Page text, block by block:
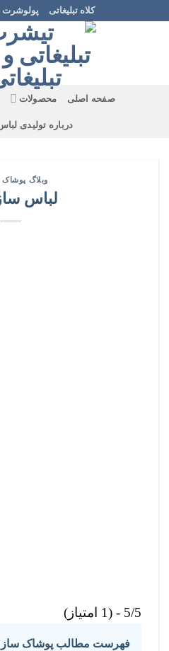
کلاه تبلیغاتی پولوشرت
صفحه اصلی محصولات
درباره تولیدی
وبلاگ پوشاک
لباس
5/5 - (1 امتیاز)
فهرست مطالب پوشاک